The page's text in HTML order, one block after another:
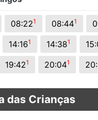
08:221 08:441
14:161 14:381
19:421 20:041
das Crianças